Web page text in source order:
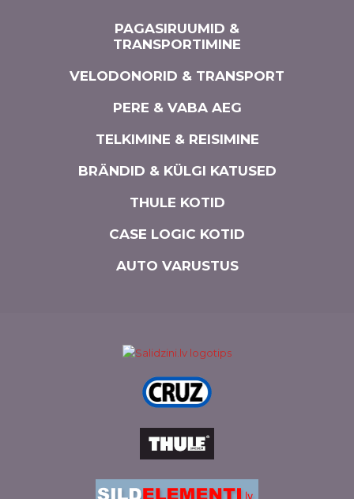
PAGASIRUUMID &
TRANSPORTIMINE
VELODONORID & TRANSPORT
PERE & VABA AEG
TELKIMINE & REISIMINE
BRÄNDID & KÜLGI KATUSED
THULE KOTID
CASE LOGIC KOTID
AUTO VARUSTUS